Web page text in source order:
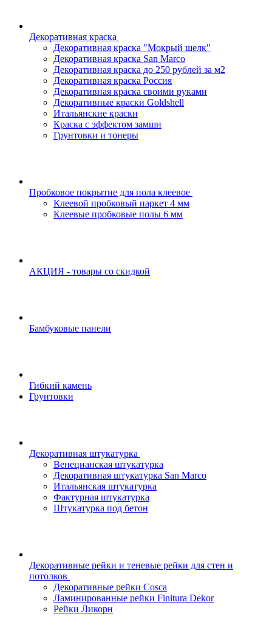
Декоративная краска
Декоративная краска "Мокрый шелк"
Декоративная краска San Marco
Декоративная краска до 250 рублей за м2
Декоративная краска Россия
Декоративная краска своими руками
Декоративные краски Goldshell
Итальянские краски
Краска с эффектом замши
Грунтовки и тонеры
Пробковое покрытие для пола клеевое
Клеевой пробковый паркет 4 мм
Клеевые пробковые полы 6 мм
АКЦИЯ - товары со скидкой
Бамбуковые панели
Гибкий камень
Грунтовки
Декоративная штукатурка
Венецианская штукатурка
Декоративная штукатурка San Marco
Итальянская штукатурка
Фактурная штукатурка
Штукатурка под бетон
Декоративные рейки и теневые рейки для стен и
потолков
Декоративные рейки Cosca
Ламинированные рейки Finitura Dekor
Рейки Ликорн